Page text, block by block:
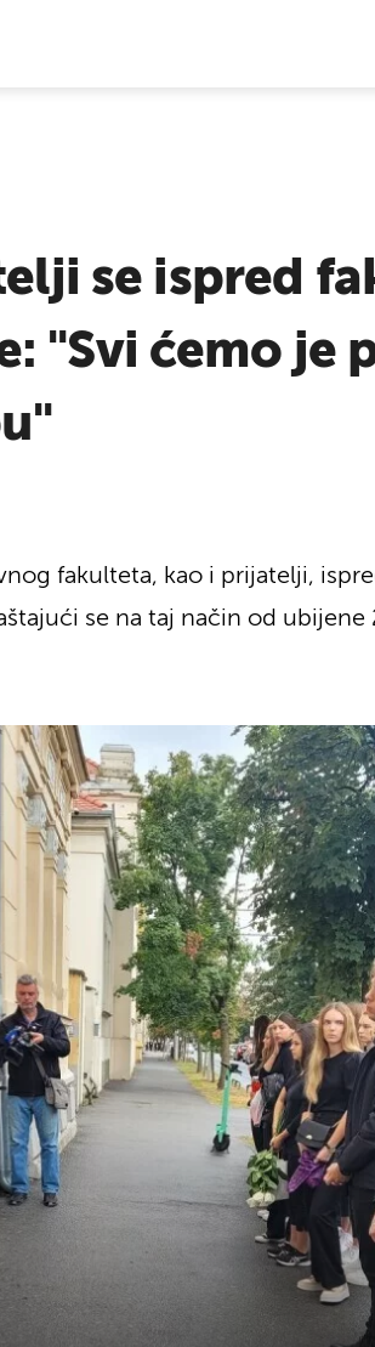
se ispred
"Svi ćemo je
fakulteta, kao i prijatelji,
se na taj način od